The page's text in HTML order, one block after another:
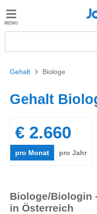
Jobted
Gehalt
Gehalt > Biologe
Gehalt
€ 2.660
pro Monat pro Jahr
Biologe/Biologin
in Österreich